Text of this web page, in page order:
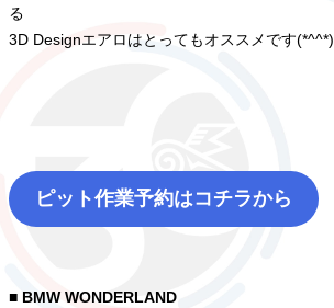
る
3D Designエアロはとってもオススメです(*^^*)
ピット作業予約はコチラから
■ BMW WONDERLAND